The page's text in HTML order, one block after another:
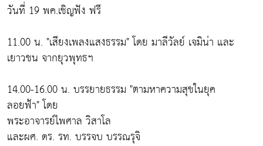
วันที่ 19 พค.เชิญฟัง ฟรี
11.00 น. "เสียงเพลงแสงธรรม" โดย มาลีวัลย์ เจมิน่า และ
เยาวชน จากยุวพุทธฯ
14.00-16.00 น. บรรยายธรรม "ตามหาความสุขในยุค
ลอยฟ้า" โดย
พระอาจารย์ไพศาล วิสาโล
และผศ. ดร. รท. บรรจบ บรรณรุจิ